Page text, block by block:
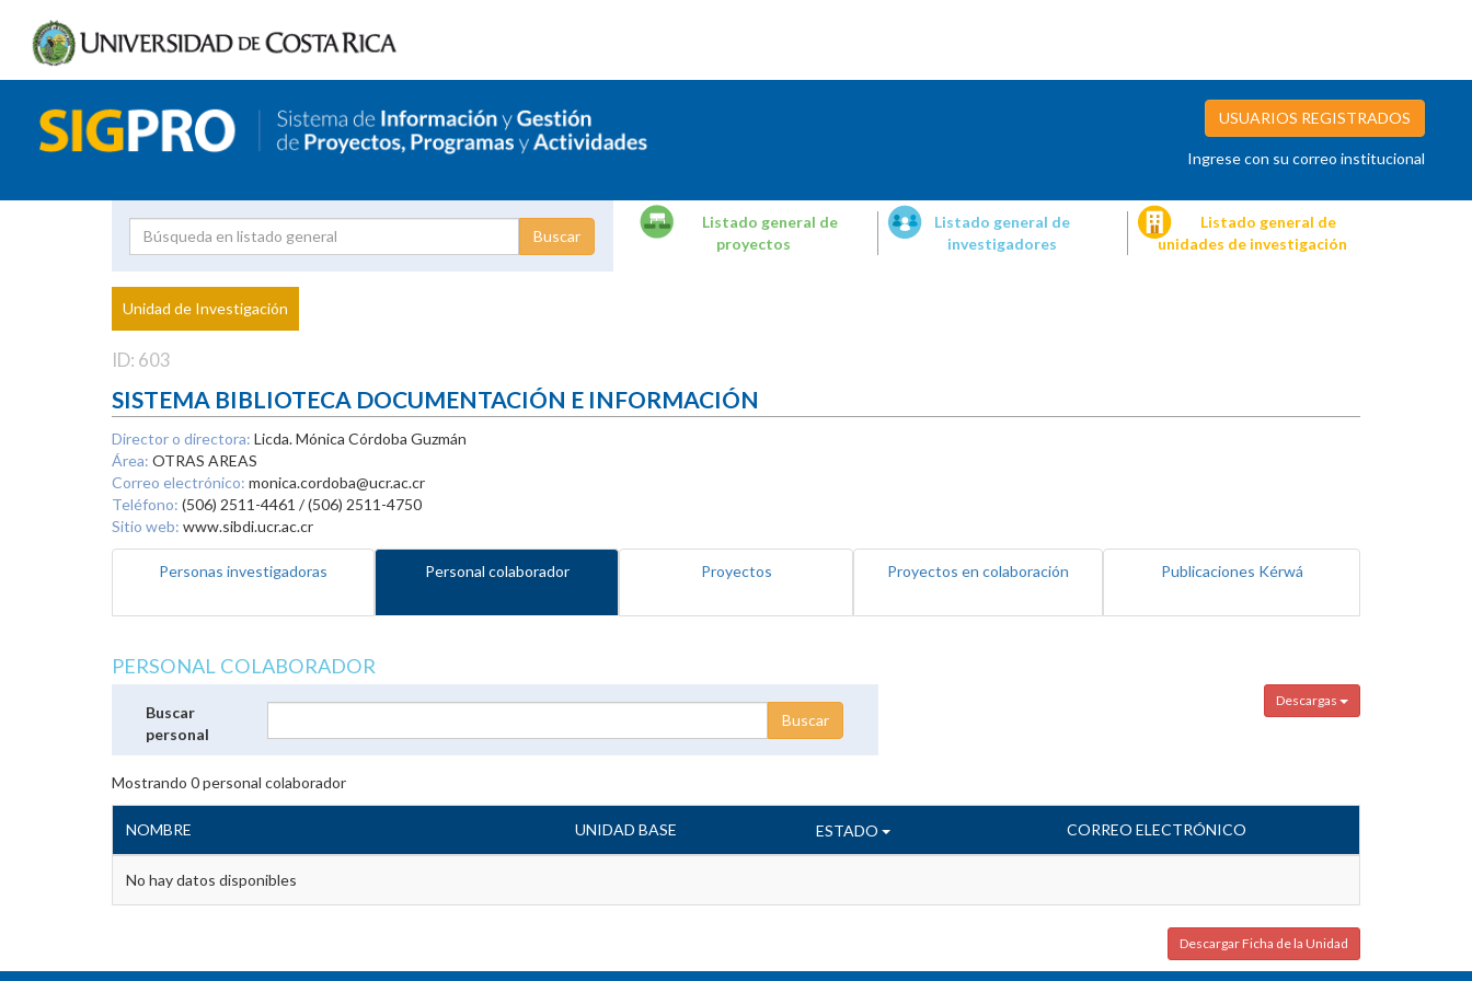
USUARIOS REGISTRADOS
Ingrese con su correo institucional
Proyecto
Investigador
Listado general de
proyectos
Listado general de
investigadores
Listado general de
unidades de investigación
Unidad de Investigación
ID: 603
SISTEMA BIBLIOTECA DOCUMENTACIÓN E INFORMACIÓN
Director o directora: Licda. Mónica Córdoba Guzmán
Área: OTRAS AREAS
Correo electrónico: monica.cordoba@ucr.ac.cr
Teléfono: (506) 2511-4461 / (506) 2511-4750
Sitio web: www.sibdi.ucr.ac.cr
Personas investigadoras Personal colaborador Proyectos Proyectos en colaboración Publicaciones Kérwá
PERSONAL COLABORADOR
Descargas
Buscar
personal
Mostrando 0personal colaborador
NOMBRE UNIDAD BASE ESTADO CORREO ELECTRÓNICO
No hay datos disponibles
Descargar Ficha de la Unidad